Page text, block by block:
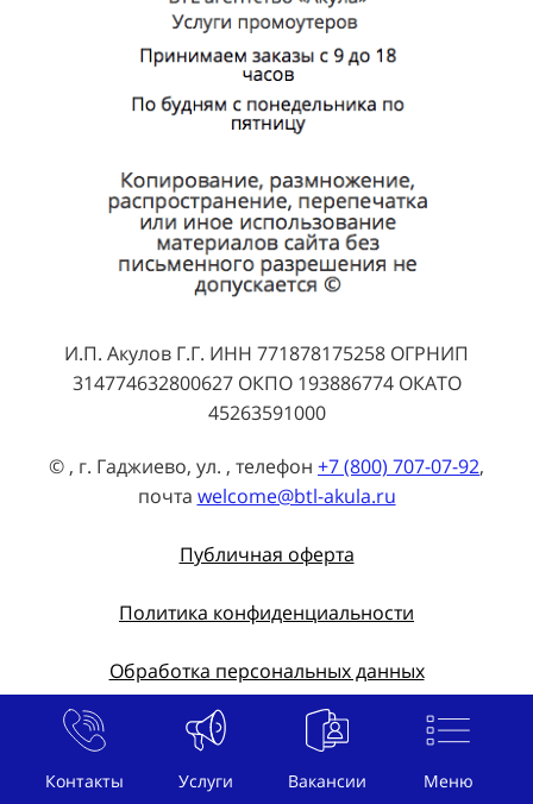
Контакты Услуги Вакансии Меню
И.П. Акулов Г.Г. ИНН 771878175258 ОГРНИП
314774632800627 ОКПО 193886774 ОКАТО
45263591000
© , г. Гаджиево, ул. , телефон +7 (800) 707-07-92,
почта welcome@btl-akula.ru
Публичная оферта
Политика конфиденциальности
Обработка персональных данных
BTL агентство Акула
Промоутер на промо-акцию в г. Гаджиево 🔥